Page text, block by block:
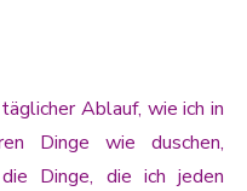
Ablauf, wie ich in
Dinge wie duschen,
Dinge, die ich jeden